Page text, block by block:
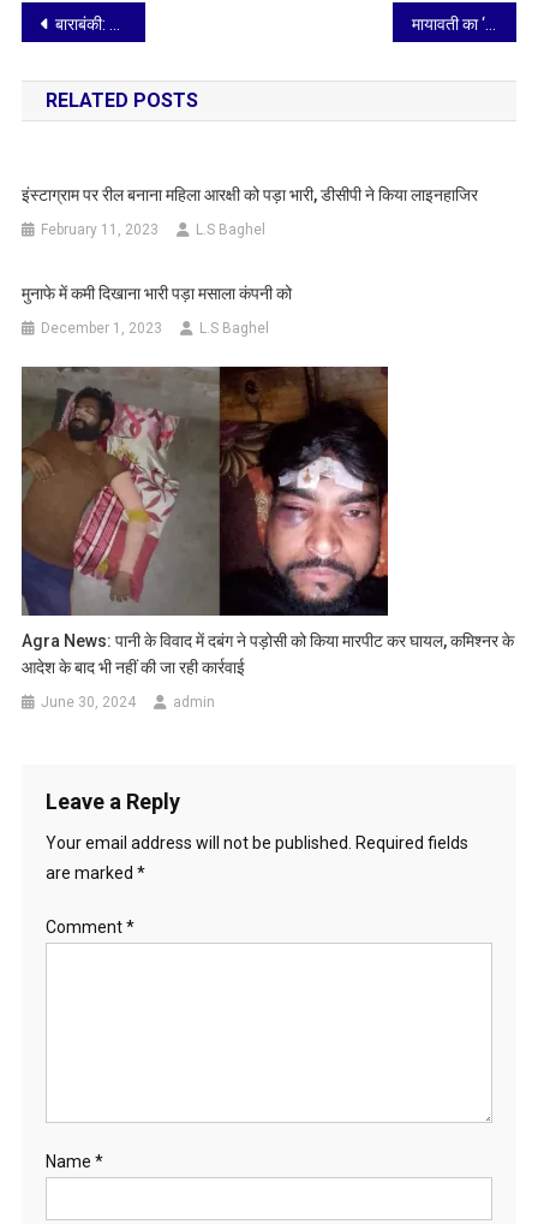
Post
navigation
बाराबंकी: जांच के बहाने पीड़िता पर ‘दिल’ हार बैठे दरोगा साहब, महिला ने CM पोर्टल पर की शिकायत
RELATED POSTS
इंस्टाग्राम पर रील बनाना महिला आरक्षी को पड़ा भारी, डीसीपी ने किया लाइनहाजिर
February 11, 2023 L.S Baghel
मुनाफे में कमी दिखाना भारी पड़ा मसाला कंपनी को
December 1, 2023 L.S Baghel
Agra News: पानी के विवाद में दबंग ने पड़ोसी को किया मारपीट कर घायल, कमिश्नर के
आदेश के बाद भी नहीं की जा रही कार्रवाई
June 30, 2024 admin
Leave a Reply
Your email address will not be published.
Required fields
are marked *
Comment*
Name *